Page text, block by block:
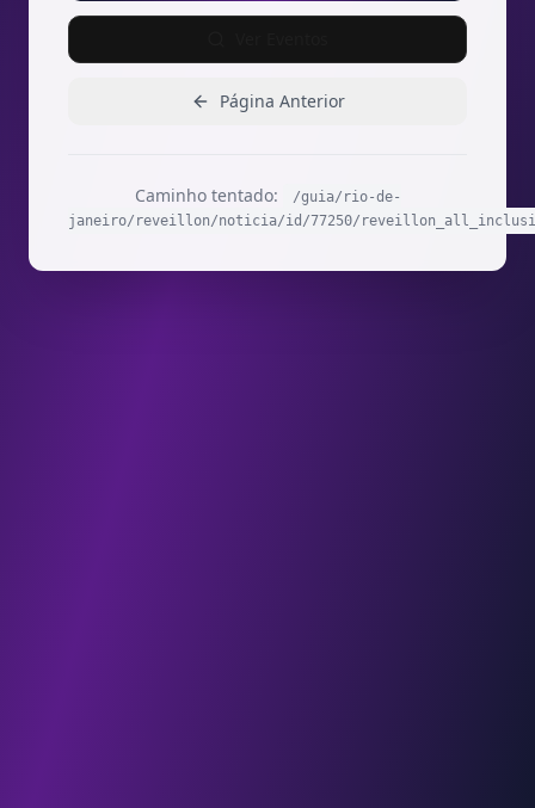
Página Anterior
Caminho tentado:
/guia/rio-de-
janeiro/reveillon/noticia/id/77250/